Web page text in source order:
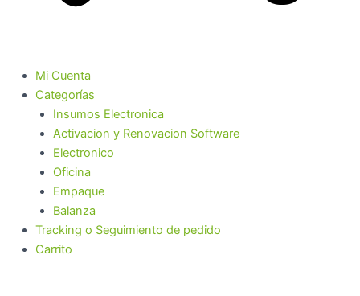
Mi Cuenta
Categorías
Insumos Electronica
Activacion y Renovacion Software
Electronico
Oficina
Empaque
Balanza
Tracking o Seguimiento de pedido
Carrito